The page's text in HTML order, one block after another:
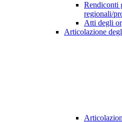
Rendiconti
regionali/
Atti degli
Articolazione